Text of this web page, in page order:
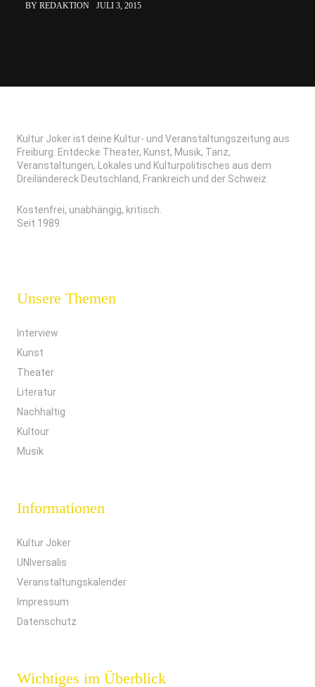
BY REDAKTION JULI 3, 2015
Kultur Joker ist deine Kultur- und Veranstaltungszeitung aus
Freiburg. Entdecke Theater, Kunst, Musik, Tanz,
Veranstaltungen, Lokales und Kulturpolitisches aus dem
Dreiländereck Deutschland, Frankreich und der Schweiz.
Kostenfrei, unabhängig, kritisch.
Seit 1989.
Unsere Themen
Interview
Kunst
Theater
Literatur
Nachhaltig
Kultour
Musik
Informationen
Kultur Joker
UNIversalis
Veranstaltungskalender
Impressum
Datenschutz
Wichtiges im Überblick